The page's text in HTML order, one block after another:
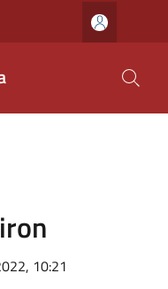
10:21